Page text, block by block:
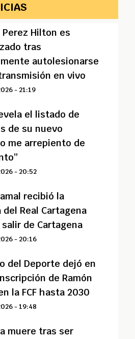
Perez Hilton es
tras
autolesionarse
en vivo
- 21:19
el listado de
de su nuevo
me arrepiento de
- 20:52
recibió la
Real Cartagena
de Cartagena
- 20:16
del Deporte dejó en
de Ramón
la FCF hasta 2030
- 19:48
muere tras ser